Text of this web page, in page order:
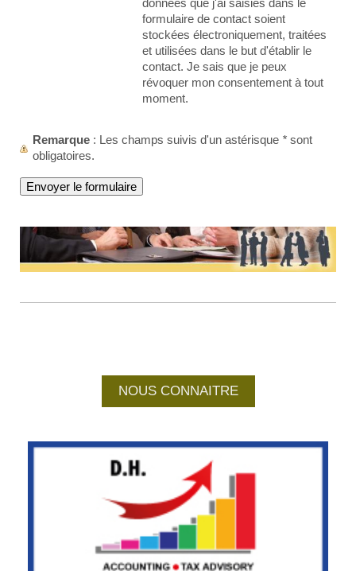
formulaire de contact soient
stockées électroniquement, traitées
et utilisées dans le but d'établir le
contact. Je sais que je peux
révoquer mon consentement à tout
moment.
Remarque : Les champs suivis d'un astérisque * sont
obligatoires.
NOUS CONNAITRE